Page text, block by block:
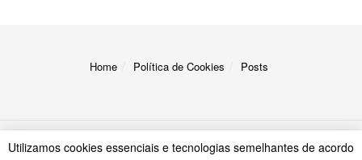
Home Política de Cookies Posts
© 2023A Onça
Utilizamos cookies essenciais e tecnologias semelhantes de acordo